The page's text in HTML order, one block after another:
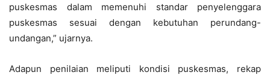
puskesmas dalam memenuhi standar penyelenggara
puskesmas sesuai dengan kebutuhan perundang-
undangan,” ujarnya.
Adapun penilaian meliputi kondisi puskesmas, rekap